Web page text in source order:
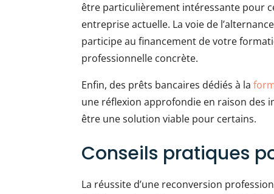
être particulièrement intéressante pour
entreprise actuelle. La voie de
participe au financement de votre
professionnelle concrète.
Enfin, des prêts bancaires dédiés à la
une réflexion approfondie en raison des
être une solution viable pour certains.
Conseils pratiques
La réussite d’une reconversion